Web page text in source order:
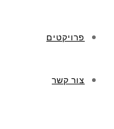
פרויקטים
צור קשר